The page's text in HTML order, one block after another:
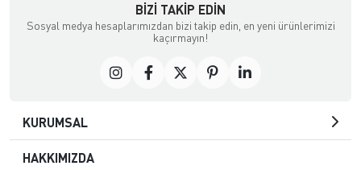
BIZI TAKIP EDIN
Sosyal medya hesaplarımızdan bizi takip edin, en yeni ürünlerimizi
kaçırmayın!
KURUMSAL
HAKKIMIZDA